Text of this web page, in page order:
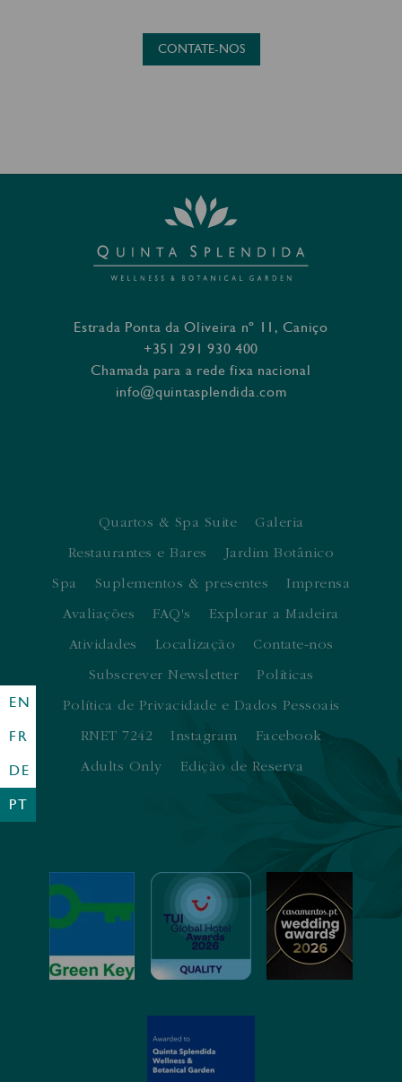
EN
FR
DE
PT
CONTATE-NOS
Estrada Ponta da Oliveira nº 11, Caniço
+351 291 930 400
Chamada para a rede fixa nacional
info@quintasplendida.com
Quartos & Spa Suite
Galeria
Restaurantes e Bares
Jardim Botânico
Spa
Suplementos & presentes
Imprensa
Avaliações
FAQ's
Explorar a Madeira
Atividades
Localização
Contate-nos
Subscrever Newsletter
Políticas
Política de Privacidade e Dados Pessoais
RNET 7242
Instagram
Facebook
Adults Only
Edição de Reserva